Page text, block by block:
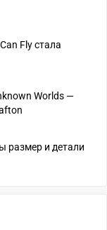
Fly стала
Worlds —
размер и детали